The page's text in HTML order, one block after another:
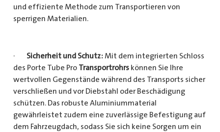
und effiziente Methode zum Transportieren von
sperrigen Materialien.
· Sicherheit und Schutz: Mit dem integrierten Schloss
des Porte Tube Pro Transportrohrskönnen Sie Ihre
wertvollen Gegenstände während des Transports sicher
verschließen und vor Diebstahl oder Beschädigung
schützen. Das robuste Aluminiummaterial
gewährleistet zudem eine zuverlässige Befestigung auf
dem Fahrzeugdach, sodass Sie sich keine Sorgen um ein